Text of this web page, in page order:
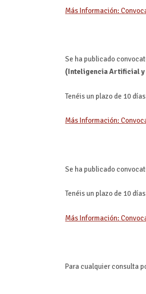
Más Información:
Se ha publicado
(Inteligencia Artificial y
Tenéis un plazo de 10
Más Información:
Se ha publicado
Tenéis un plazo de 10
Más Información:
Para cualquier consulta